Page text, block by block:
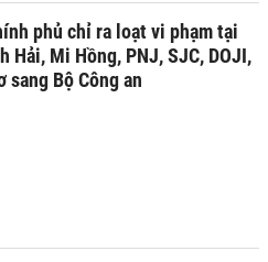
phủ chỉ ra loạt vi phạm tại
Hải, Mi Hồng, PNJ, SJC, DOJI,
sang Bộ Công an